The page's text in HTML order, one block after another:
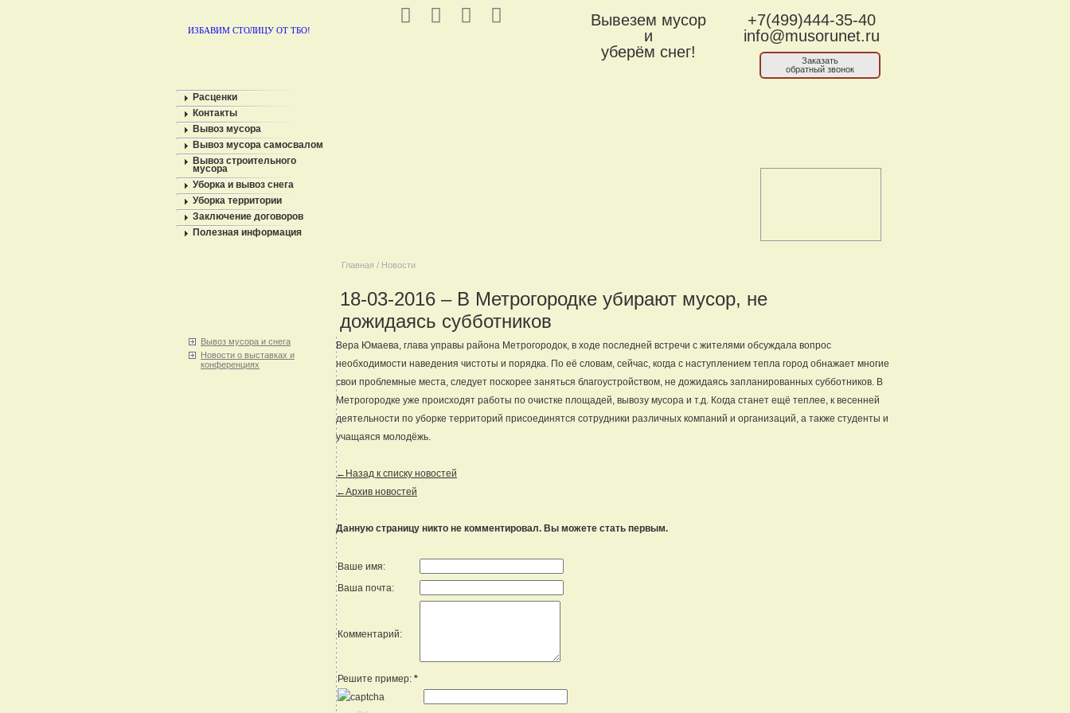
ИЗБАВИМ СТОЛИЦУ ОТ ТБО!
Вывезем мусор
и
уберём снег!
+7(499)444-35-40
info@musorunet.ru
Заказать
обратный звонок
Расценки
Контакты
Вывоз мусора
Вывоз мусора самосвалом
Вывоз строительного
мусора
Уборка и вывоз снега
Уборка территории
Заключение договоров
Полезная информация
Главная / Новости
18-03-2016 – В Метрогородке убирают мусор, не
дожидаясь субботников
Вывоз мусора и снега
Новости о выставках и
конференциях
Вера Юмаева, глава управы района Метрогородок, в ходе последней встречи с жителями обсуждала вопрос
необходимости наведения чистоты и порядка. По её словам, сейчас, когда с наступлением тепла город обнажает многие
свои проблемные места, следует поскорее заняться благоустройством, не дожидаясь запланированных субботников. В
Метрогородке уже происходят работы по очистке площадей, вывозу мусора и т.д. Когда станет ещё теплее, к весенней
деятельности по уборке территорий присоединятся сотрудники различных компаний и организаций, а также студенты и
учащаяся молодёжь.
←Назад к списку новостей
←Архив новостей
Данную страницу никто не комментировал. Вы можете стать первым.
Ваше имя:
Ваша почта:
Комментарий:
Решите пример: *